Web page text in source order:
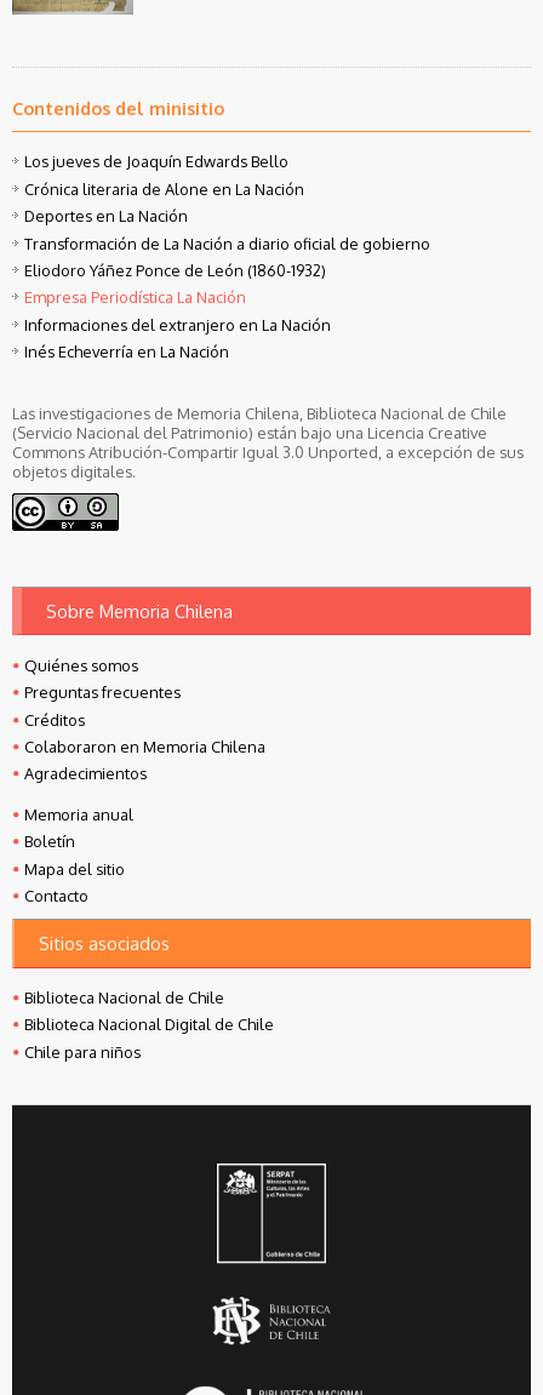
Contenidos del minisitio
Los jueves de Joaquín Edwards Bello
Crónica literaria de Alone en La Nación
Deportes en La Nación
Transformación de La Nación a diario oficial de gobierno
Eliodoro Yáñez Ponce de León (1860-1932)
Empresa Periodística La Nación
Informaciones del extranjero en La Nación
Inés Echeverría en La Nación
Las investigaciones de Memoria Chilena, Biblioteca Nacional de Chile
(Servicio Nacional del Patrimonio) están bajo una Licencia Creative
Commons Atribución-Compartir Igual 3.0 Unported, a excepción de sus
objetos digitales.
Sobre Memoria Chilena
Quiénes somos
Preguntas frecuentes
Créditos
Colaboraron en Memoria Chilena
Agradecimientos
Memoria anual
Boletín
Mapa del sitio
Contacto
Sitios asociados
Biblioteca Nacional de Chile
Biblioteca Nacional Digital de Chile
Chile para niños